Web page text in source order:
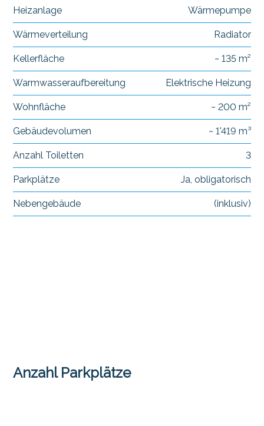
Heizanlage Wärmepumpe
Wärmeverteilung Radiator
Kellerfläche ~ 135 m²
Warmwasseraufbereitung Elektrische Heizung
Wohnfläche ~ 200 m²
Gebäudevolumen ~ 1'419 m³
Anzahl Toiletten 3
Parkplätze Ja, obligatorisch
Nebengebäude (inklusiv)
Anzahl Parkplätze